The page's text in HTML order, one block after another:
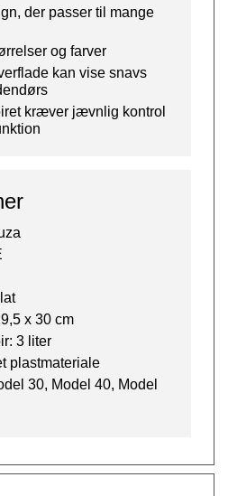
der passer til mange
og farver
kan vise snavs
kræver jævnlig kontrol
x 30 cm
3 liter
plastmateriale
30, Model 40, Model